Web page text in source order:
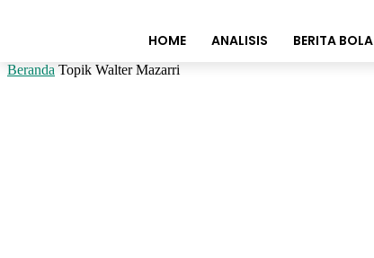
HOME ANALISIS BERITA BOLA
Beranda Topik Walter Mazarri